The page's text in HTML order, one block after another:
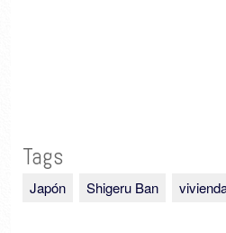
Tags
Japón Shigeru Ban